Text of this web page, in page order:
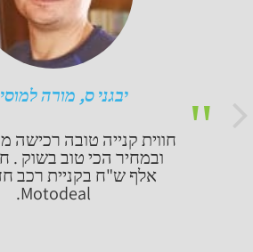
יבגני ס, מורה
חווית קנייה טובה רכישה
אלף ש"ח בקניית רכב
Motodeal.